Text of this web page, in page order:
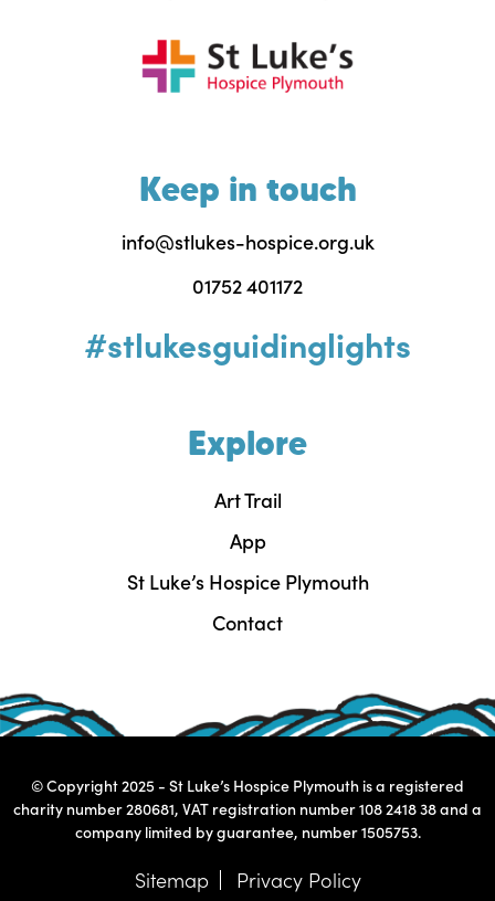
Keep in touch
info@stlukes-hospice.org.uk
01752 401172
#stlukesguidinglights
Explore
Art Trail
App
St Luke’s Hospice Plymouth
Contact
© Copyright 2025 - St Luke’s Hospice Plymouth is a registered
charity number 280681, VAT registration number 108 2418 38 and a
company limited by guarantee, number 1505753.
Sitemap Privacy Policy